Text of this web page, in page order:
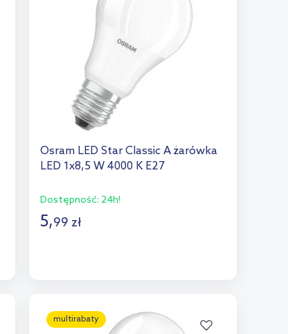
Osram LED Star Classic A żarówka
LED 1x8,5 W 4000 K E27
Dostępność: 24h!
5,99 zł
multirabaty